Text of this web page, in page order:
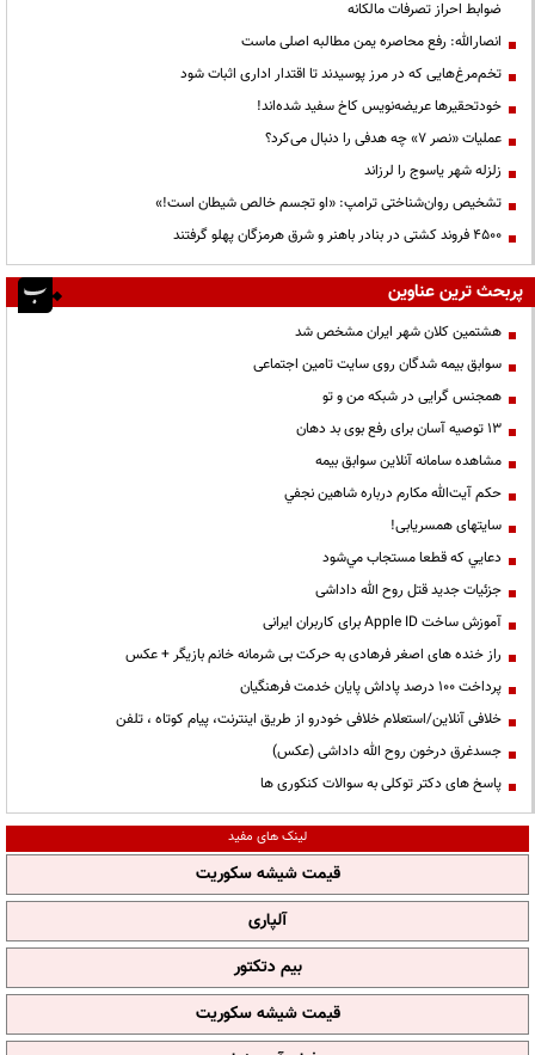
ضوابط احراز تصرفات مالکانه
انصارالله: رفع محاصره یمن مطالبه اصلی ماست
تخم‌مرغ‌هایی که در مرز پوسیدند تا اقتدار اداری اثبات شود
خودتحقیرها عریضه‌نویس کاخ سفید شده‌اند!
عملیات «نصر ۷» چه هدفی را دنبال می‌کرد؟
زلزله شهر یاسوج را لرزاند
تشخیص روان‌شناختی ترامپ: «او تجسم خالص شیطان است!»
۴۵۰۰ فروند کشتی در بنادر باهنر و شرق هرمزگان پهلو گرفتند
پربحث ترین عناوین
هشتمین کلان شهر ایران مشخص شد
سوابق بیمه شدگان روی سایت تامین اجتماعی
همجنس گرایی در شبکه من و تو
13 توصیه آسان برای رفع بوی بد دهان
مشاهده سامانه آنلاين سوابق بیمه
حكم آيت‌الله مكارم درباره شاهين نجفي
سایتهای همسریابی!
دعايي كه قطعا مستجاب مي‌شود
جزئیات جدید قتل روح الله داداشی
آموزش ساخت Apple ID برای کاربران ایرانی
راز خنده های اصغر فرهادی به حرکت بی شرمانه خانم بازیگر + عکس
پرداخت ۱۰۰ درصد پاداش پایان خدمت فرهنگیان
خلافی آنلاین/استعلام خلافی خودرو از طریق اینترنت، پیام کوتاه ، تلفن
جسدغرق درخون روح الله داداشی (عکس)
پاسخ های دکتر توکلی به سوالات کنکوری ها
لینک های مفید
قیمت شیشه سکوریت
آلپاری
بیم دتکتور
قیمت شیشه سکوریت